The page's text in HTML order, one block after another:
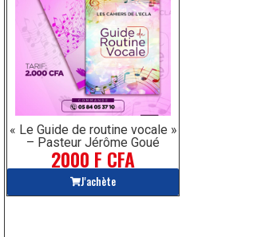
« Le Guide de routine vocale »
– Pasteur Jérôme Goué
2000 F CFA
J'achète